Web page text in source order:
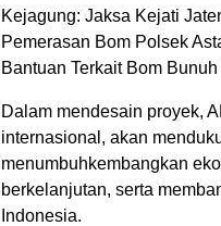
Kejagung: Jaksa Kejati
Pemerasan Bom Polsek
Bantuan Terkait Bom
Dalam mendesain proyek,
internasional, akan
menumbuhkembangkan
berkelanjutan, serta
Indonesia.